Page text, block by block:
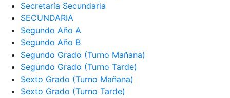
Secretaría Secundaria
SECUNDARIA
Segundo Año A
Segundo Año B
Segundo Grado (Turno Mañana)
Segundo Grado (Turno Tarde)
Sexto Grado (Turno Mañana)
Sexto Grado (Turno Tarde)